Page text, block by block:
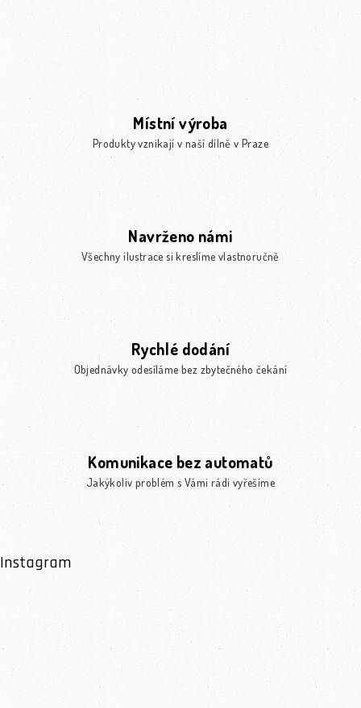
Místní výroba
Produkty vznikají v naší dílně v Praze
Navrženo námi
Všechny ilustrace si kreslíme vlastnoručně
Rychlé dodání
Objednávky odesíláme bez zbytečného čekání
Komunikace bez automatů
Jakýkoliv problém s Vámi rádi vyřešíme
Instagram